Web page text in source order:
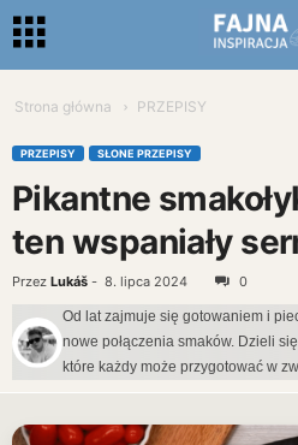
Strona główna PRZEPISY
PRZEPISY SŁONE PRZEPISY
Pikantne
ten wspaniały
Przez Lukáš - 8. lipca 2024 0
Od lat zajmuje się gotowaniem i
nowe połączenia smaków. Dzieli
które każdy może przygotować w